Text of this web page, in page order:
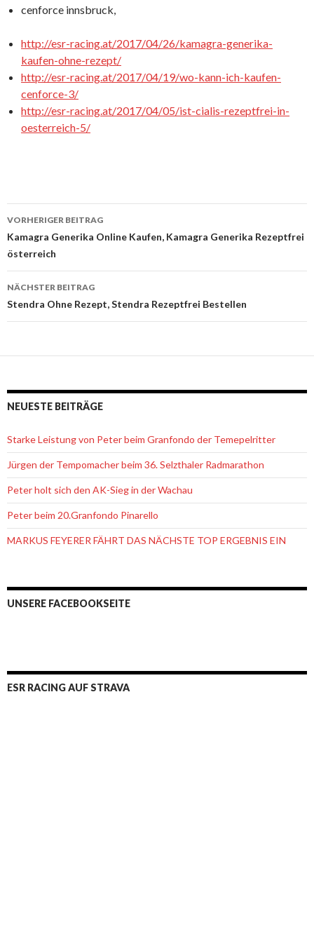
cenforce innsbruck,
http://esr-racing.at/2017/04/26/kamagra-generika-
kaufen-ohne-rezept/
http://esr-racing.at/2017/04/19/wo-kann-ich-kaufen-
cenforce-3/
http://esr-racing.at/2017/04/05/ist-cialis-rezeptfrei-in-
oesterreich-5/
Beitrags-
Navigation
VORHERIGER BEITRAG
Kamagra Generika Online Kaufen, Kamagra Generika Rezeptfrei
österreich
NÄCHSTER BEITRAG
Stendra Ohne Rezept, Stendra Rezeptfrei Bestellen
NEUESTE BEITRÄGE
Starke Leistung von Peter beim Granfondo der Temepelritter
Jürgen der Tempomacher beim 36. Selzthaler Radmarathon
Peter holt sich den AK-Sieg in der Wachau
Peter beim 20.Granfondo Pinarello
MARKUS FEYERER FÄHRT DAS NÄCHSTE TOP ERGEBNIS EIN
UNSERE FACEBOOKSEITE
ESR RACING AUF STRAVA